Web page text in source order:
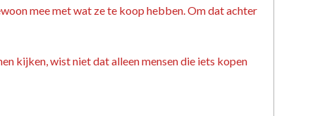
mee met wat ze te koop hebben. Om dat achter
kijken, wist niet dat alleen mensen die iets kopen